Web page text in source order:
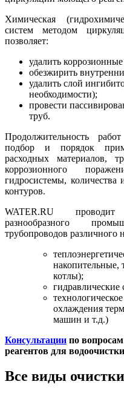
Химическая
систем методом
позволяет:
удалить
обезжирить
удалить слой
необходимости);
провести
труб.
Продолжительность
подбор и порядок
расходных материалов,
коррозионного
гидросистемы,
контуров.
WATER.RU проводит
разнообразного
трубопроводов различного
накопительные,
котлы);
гидравлические
охлаждения
машин и т.д.)
Консультации по
реагентов для
Все виды